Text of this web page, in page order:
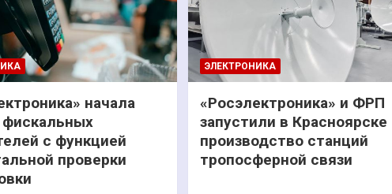
начала
с функцией
проверки
ЭЛЕКТРОНИКА
«Росэлектроника» и ФРП
запустили в Красноярске
производство станций
тропосферной связи